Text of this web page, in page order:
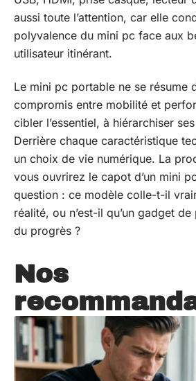
aussi toute l’attention, car elle
polyvalence du mini pc face aux
utilisateur itinérant.
Le mini pc portable ne se résume
compromis entre mobilité et
cibler l’essentiel, à hiérarchiser
Derrière chaque caractéristique
un choix de vie numérique. La
vous ouvrirez le capot d’un mini
question : ce modèle colle-t-il
réalité, ou n’est-il qu’un gadget de
du progrès ?
Nos